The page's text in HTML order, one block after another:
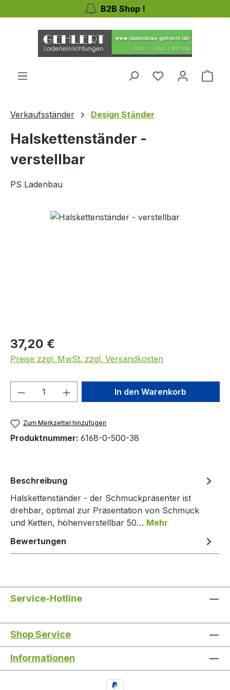
Zum Hauptinhalt springenB2B Shop !
Verkaufsständer Design Ständer
Halskettenständer -
verstellbar
PS Ladenbau
Bildergalerie überspringen
Regulärer Preis:
37,20 €
Preise zzgl. MwSt. zzgl. Versandkosten
Produkt Anzahl: Gib denIn den Warenkorb
Zum Merkzettel hinzufügen
Produktnummer: 6168-0-500-38
Beschreibung
Halskettenständer - der Schmuckpräsenter ist
drehbar, optimal zur Präsentation von Schmuck
und Ketten, höhenverstellbar 50… Mehr
Bewertungen
Service-Hotline
Shop Service
Informationen